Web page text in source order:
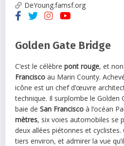
DeYoung.famsf.org
Golden Gate Bridge
C’est le célèbrepont rouge, et
Francisco au Marin County.
icône est un chef d’œuvre
technique. Il surplombe le Golden
baie de San Francisco à l’océan
mètres, six voies automobiles se
deux allées piétonnes et cyclistes.
tiers environ, et admirer la vue